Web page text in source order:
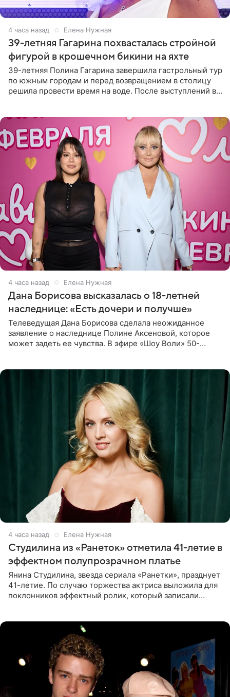
4 часа назад Елена Нужная
39-летняя Гагарина похвасталась стройной
фигурой в крошечном бикини на яхте
39-летняя Полина Гагарина завершила гастрольный тур
по южным городам и перед возвращением в столицу
решила провести время на воде. После выступлений в
4 часа назад Елена Нужная
Дана Борисова высказалась о 18-летней
наследнице: «Есть дочери и получше»
Телеведущая Дана Борисова сделала неожиданное
заявление о наследнице Полине Аксеновой, которое
может задеть ее чувства. В эфире «Шоу Воли» 50-
4 часа назад Елена Нужная
Студилина из «Ранеток» отметила 41-летие в
эффектном полупрозрачном платье
Янина Студилина, звезда сериала «Ранетки», празднует
41-летие. По случаю торжества актриса выложила для
поклонников эффектный ролик, который записали